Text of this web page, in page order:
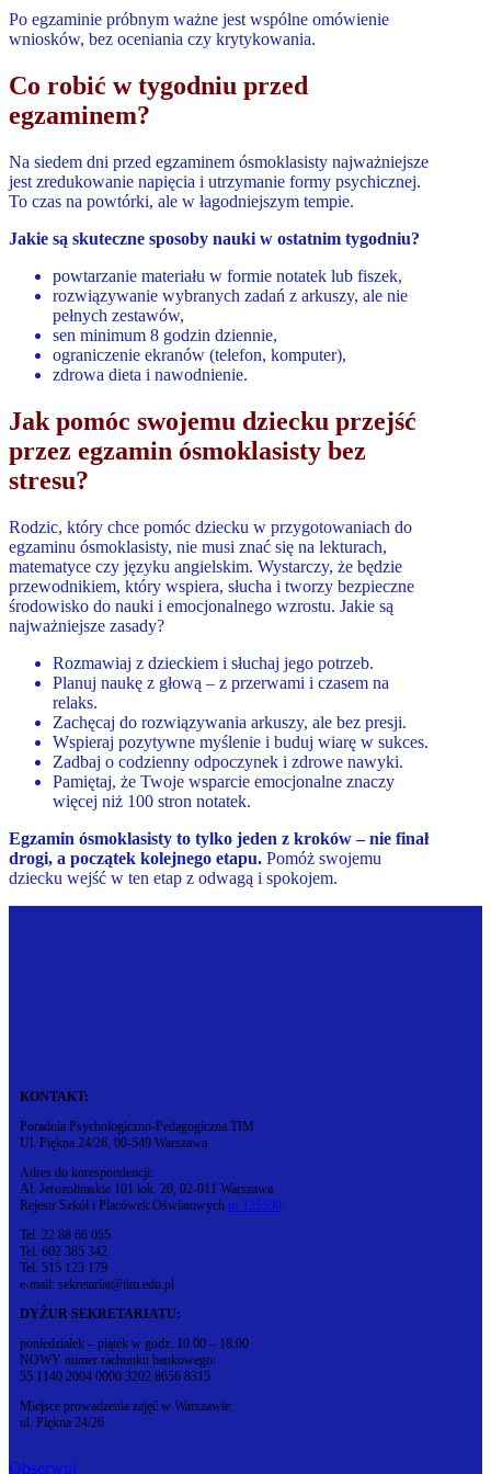
Po egzaminie próbnym ważne jest wspólne omówienie
wniosków, bez oceniania czy krytykowania.
Co robić w tygodniu przed
egzaminem?
Na siedem dni przed egzaminem ósmoklasisty najważniejsze
jest zredukowanie napięcia i utrzymanie formy psychicznej.
To czas na powtórki, ale w łagodniejszym tempie.
Jakie są skuteczne sposoby nauki w ostatnim tygodniu?
powtarzanie materiału w formie notatek lub fiszek,
rozwiązywanie wybranych zadań z arkuszy, ale nie
pełnych zestawów,
sen minimum 8 godzin dziennie,
ograniczenie ekranów (telefon, komputer),
zdrowa dieta i nawodnienie.
Jak pomóc swojemu dziecku przejść
przez egzamin ósmoklasisty bez
stresu?
Rodzic, który chce pomóc dziecku w przygotowaniach do
egzaminu ósmoklasisty, nie musi znać się na lekturach,
matematyce czy języku angielskim. Wystarczy, że będzie
przewodnikiem, który wspiera, słucha i tworzy bezpieczne
środowisko do nauki i emocjonalnego wzrostu. Jakie są
najważniejsze zasady?
Rozmawiaj z dzieckiem i słuchaj jego potrzeb.
Planuj naukę z głową – z przerwami i czasem na
relaks.
Zachęcaj do rozwiązywania arkuszy, ale bez presji.
Wspieraj pozytywne myślenie i buduj wiarę w sukces.
Zadbaj o codzienny odpoczynek i zdrowe nawyki.
Pamiętaj, że Twoje wsparcie emocjonalne znaczy
więcej niż 100 stron notatek.
Egzamin ósmoklasisty to tylko jeden z kroków – nie finał
drogi, a początek kolejnego etapu. Pomóż swojemu
dziecku wejść w ten etap z odwagą i spokojem.
KONTAKT:
Poradnia Psychologiczno-Pedagogiczna TIM
Ul. Piękna 24/26, 00-549 Warszawa
Adres do korespondencji:
Al. Jerozolimskie 101 lok. 20, 02-011 Warszawa
Rejestr Szkół i Placówek Oświatowych nr 125500
Tel. 22 88 66 055
Tel. 602 385 342
Tel. 515 123 179
e-mail: sekretariat@tim.edu.pl
DYŻUR SEKRETARIATU:
poniedziałek – piątek w godz. 10.00 – 18.00
NOWY numer rachunku bankowego:
55 1140 2004 0000 3202 8656 8315
Miejsce prowadzenia zajęć w Warszawie:
ul. Piękna 24/26
Obserwuj